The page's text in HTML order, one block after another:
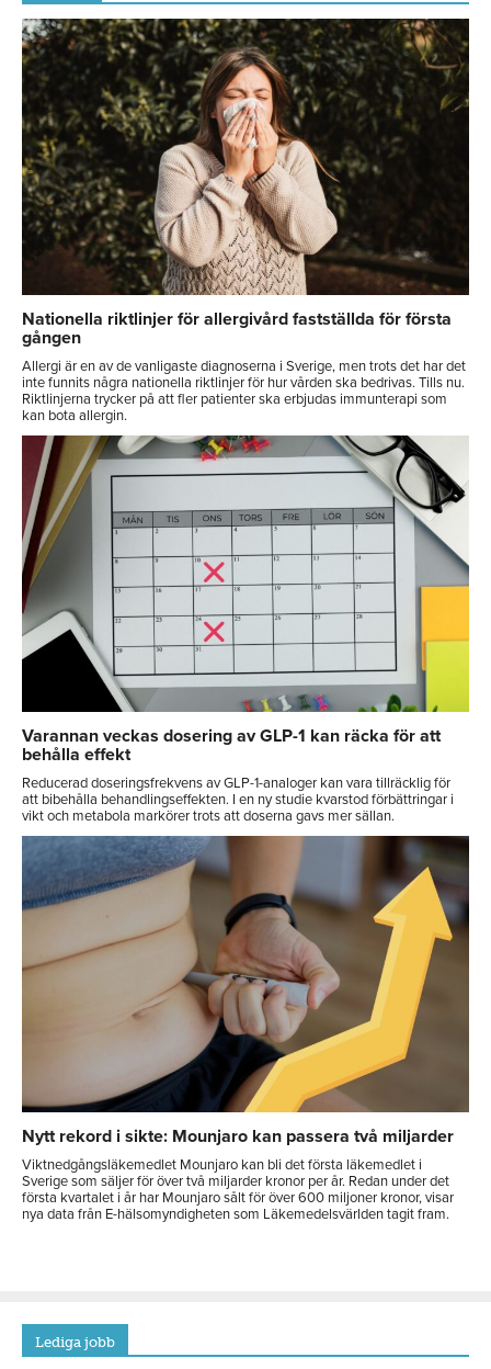
Nationella riktlinjer för allergivård fastställda för första
gången
Allergi är en av de vanligaste diagnoserna i Sverige, men trots det har det
inte funnits några nationella riktlinjer för hur vården ska bedrivas. Tills nu.
Riktlinjerna trycker på att fler patienter ska erbjudas immunterapi som
kan bota allergin.
Varannan veckas dosering av GLP-1 kan räcka för att
behålla effekt
Reducerad doseringsfrekvens av GLP-1-analoger kan vara tillräcklig för
att bibehålla behandlingseffekten. I en ny studie kvarstod förbättringar i
vikt och metabola markörer trots att doserna gavs mer sällan.
Nytt rekord i sikte: Mounjaro kan passera två miljarder
Viktnedgångsläkemedlet Mounjaro kan bli det första läkemedlet i
Sverige som säljer för över två miljarder kronor per år. Redan under det
första kvartalet i år har Mounjaro sålt för över 600 miljoner kronor, visar
nya data från E-hälsomyndigheten som Läkemedelsvärlden tagit fram.
Lediga jobb